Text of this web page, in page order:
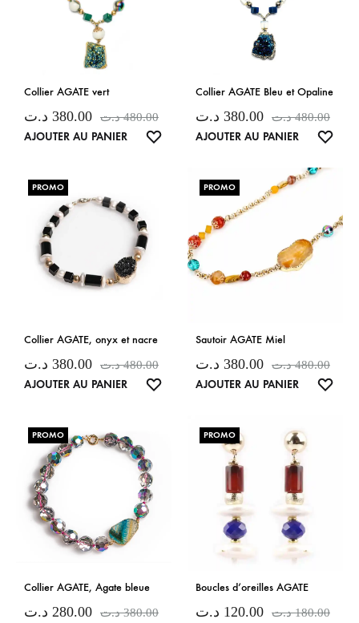
Collier AGATE vert
380.00 د.ت 480.00 د.ت
AJOUTER AU PANIER
Collier AGATE Bleu et Opaline
380.00 د.ت 480.00 د.ت
AJOUTER AU PANIER
PROMO
Collier AGATE, onyx et nacre
380.00 د.ت 480.00 د.ت
AJOUTER AU PANIER
PROMO
Sautoir AGATE Miel
380.00 د.ت 480.00 د.ت
AJOUTER AU PANIER
PROMO
Collier AGATE, Agate bleue
280.00 د.ت 380.00 د.ت
PROMO
Boucles d’oreilles AGATE
120.00 د.ت 180.00 د.ت